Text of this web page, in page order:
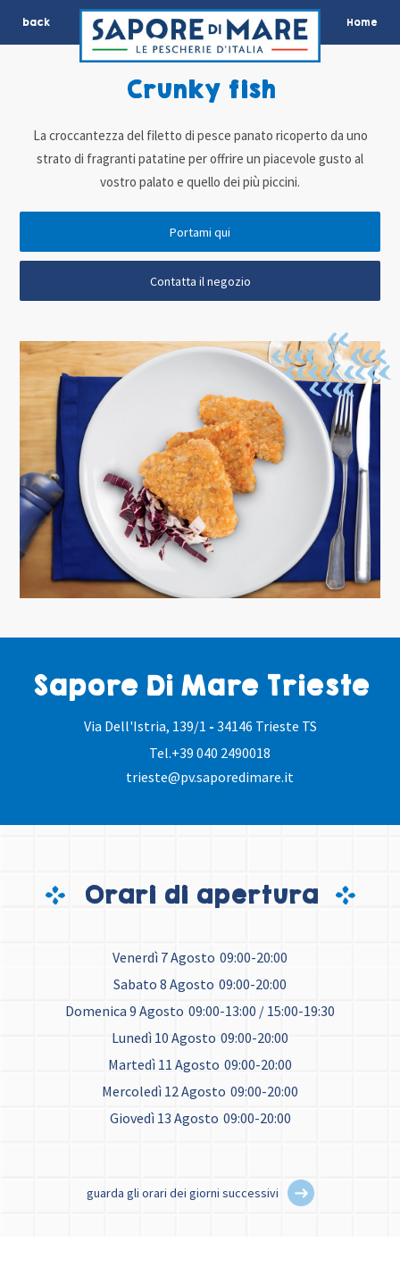
back Home
Sapore Di Mare Trieste
Via Dell'Istria, 139/1 - 34146 Trieste TS
Tel.+39 040 2490018
trieste@pv.saporedimare.it
Crunky fish
La croccantezza del filetto di pesce panato ricoperto da uno
strato di fragranti patatine per offrire un piacevole gusto al
vostro palato e quello dei più piccini.
Portami qui
Contatta il negozio
Orari di apertura
Venerdì 7 Agosto 09:00-20:00
Sabato 8 Agosto 09:00-20:00
Domenica 9 Agosto 09:00-13:00 / 15:00-19:30
Lunedì 10 Agosto 09:00-20:00
Martedì 11 Agosto 09:00-20:00
Mercoledì 12 Agosto 09:00-20:00
Giovedì 13 Agosto 09:00-20:00
guarda gli orari dei giorni successivi